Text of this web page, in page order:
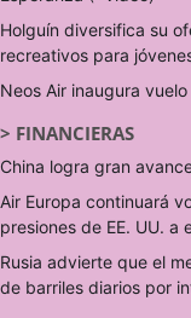
Holguín diversifica su
recreativos para
Neos Air inaugura
> FINANCIERAS
China logra gran
Air Europa continuará
presiones de EE. UU. a
Rusia advierte que el
de barriles diarios por